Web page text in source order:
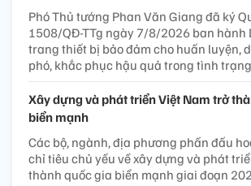
Phó Thủ tướng Phan Văn Giang đã ký
1508/QĐ-TTg ngày 7/8/2026 ban hành
trang thiết bị bảo đảm cho huấn luyện,
phó, khắc phục hậu quả trong tình
Xây dựng và phát triển Việt Nam trở
biển mạnh
Các bộ, ngành, địa phương phấn đấu
chỉ tiêu chủ yếu về xây dựng và phát
thành quốc gia biển mạnh giai đoạn